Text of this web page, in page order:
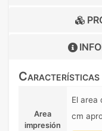
Características
Area
impresión
El area
cm